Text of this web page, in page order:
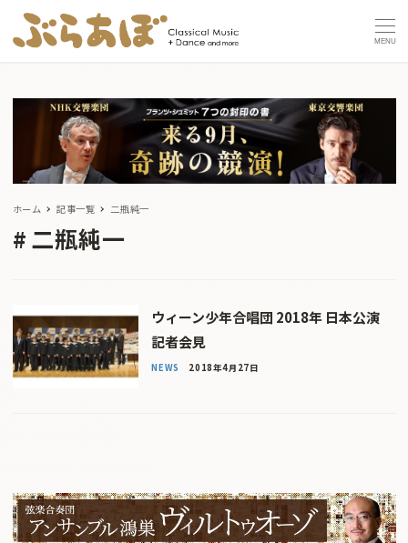
MENU
ホーム 記事一覧 二瓶純一
二瓶純一
ウィーン少年合唱団 2018年 日本公演
記者会見
NEWS 2018年4月27日